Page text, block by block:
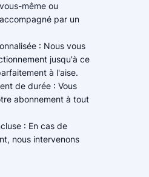
même ou
par un
: Nous vous
jusqu'à ce
à l'aise.
de durée : Vous
abonnement à tout
: En cas de
nous intervenons